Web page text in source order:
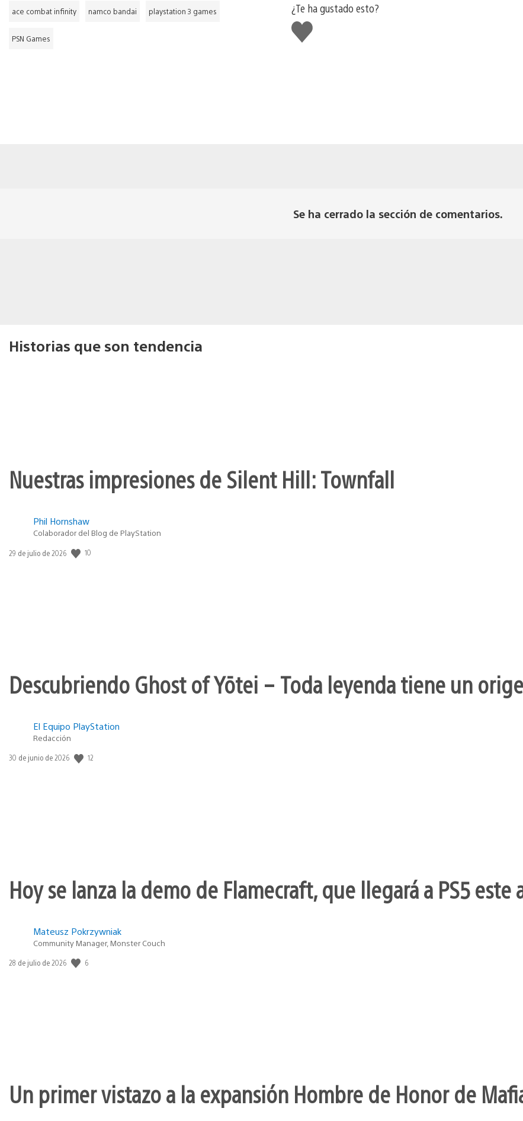
ace combat infinity namco bandai playstation 3 games
PSN Games
¿Te ha gustado esto?
Me
gusta
Se ha cerrado la sección de comentarios.
Historias que son tendencia
Nuestras impresiones de Silent Hill: Townfall
Phil Hornshaw
Colaborador del Blog de PlayStation
Fecha
29 de julio de 2026 10
Descubriendo Ghost of Yōtei – Toda leyenda tiene un
El Equipo PlayStation
Redacción
Fecha
30 de junio de 2026 12
Hoy se lanza la demo de Flamecraft, que llegará a PS5 este
Mateusz Pokrzywniak
Community Manager, Monster Couch
Fecha
28 de julio de 2026 6
Un primer vistazo a la expansión Hombre de Honor de